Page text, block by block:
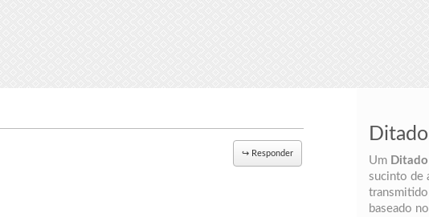
↪ Responder
Um
sucinto de
baseado